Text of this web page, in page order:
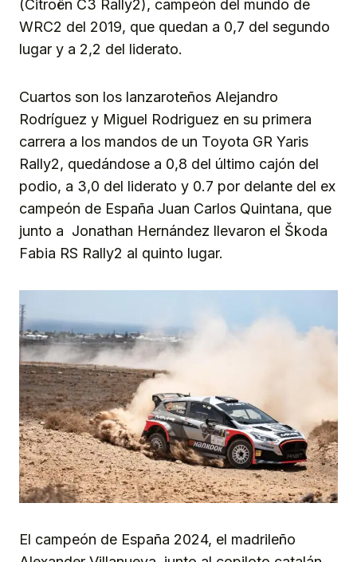
(Citroën C3 Rally2), campeón del mundo de
WRC2 del 2019, que quedan a 0,7 del segundo
lugar y a 2,2 del liderato.
Cuartos son los lanzaroteños Alejandro
Rodríguez y Miguel Rodriguez en su primera
carrera a los mandos de un Toyota GR Yaris
Rally2, quedándose a 0,8 del último cajón del
podio, a 3,0 del liderato y 0.7 por delante del ex
campeón de España Juan Carlos Quintana, que
junto a Jonathan Hernández llevaron el Škoda
Fabia RS Rally2 al quinto lugar.
El campeón de España 2024, el madrileño